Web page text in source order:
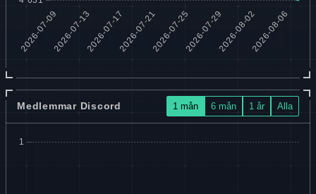
Medlemmar Discord 1 mån 6 mån 1 år Alla